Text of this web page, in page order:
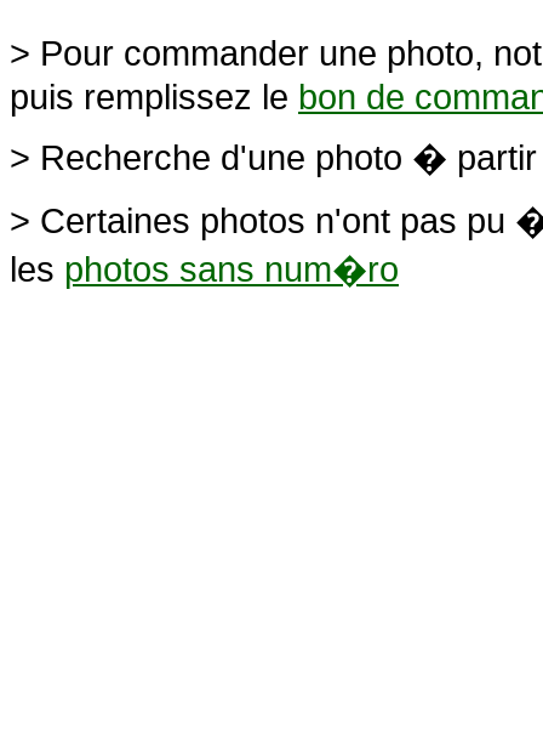
> Pour commander une photo,
puis remplissez le bon de
> Recherche d'une photo �
> Certaines photos n'ont pas
les photos sans num�ro